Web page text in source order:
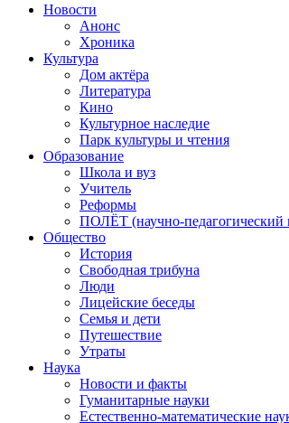
Новости
Анонс
Хроника
Культура
Дом актёра
Литература
Кино
Культурное наследие
Парк культуры и чтения
Образование
Школа и вуз
Учитель
Реформы
ПОЛЁТ (научно-педагогический
Общество
История
Свободная трибуна
Люди
Лицейские беседы
Семья и дети
Путешествие
Утраты
Наука
Новости и факты
Гуманитарные науки
Естественно-математические